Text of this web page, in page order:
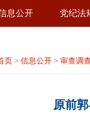
息公开 党纪法
页 > 信息公开 > 审查调
原前